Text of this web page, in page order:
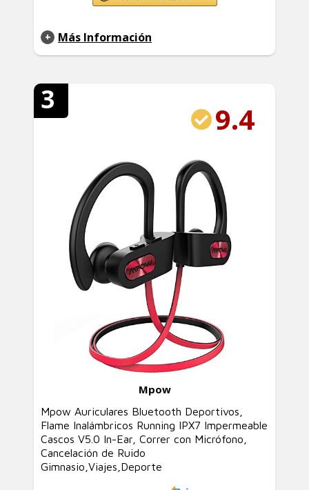
Más Información
3
9.4
Mpow
Mpow Auriculares Bluetooth Deportivos,
Flame Inalámbricos Running IPX7 Impermeable
Cascos V5.0 In-Ear, Correr con Micrófono,
Cancelación de Ruido
Gimnasio,Viajes,Deporte